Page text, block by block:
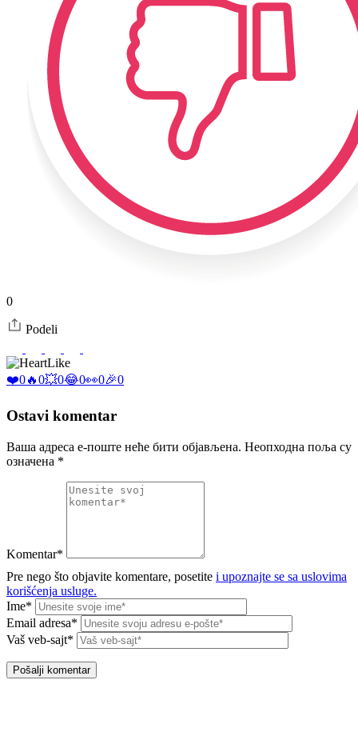
0
Podeli
Like
❤️0🔥0💥0😂0👀0🎉0
Ostavi komentar
Ваша адреса е-поште неће бити објављена. Неопходна поља су
означена *
Komentar*
Pre nego što objavite komentare, posetite i upoznajte se sa uslovima
korišćenja usluge.
Ime*
Email adresa*
Vaš veb-sajt*